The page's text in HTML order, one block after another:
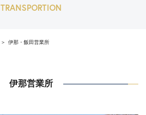
TRANSPORTION
伊那・飯田営業所
伊那営業所